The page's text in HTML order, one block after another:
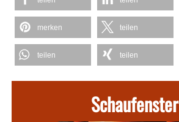
merken teilen
teilen teilen
Schaufenster